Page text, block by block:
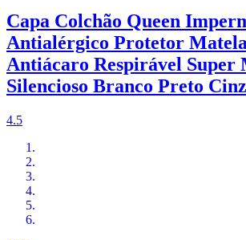
Capa Colchão Queen
Antialérgico Protetor
Antiácaro Respirável Super
Silencioso Branco Preto
4.5